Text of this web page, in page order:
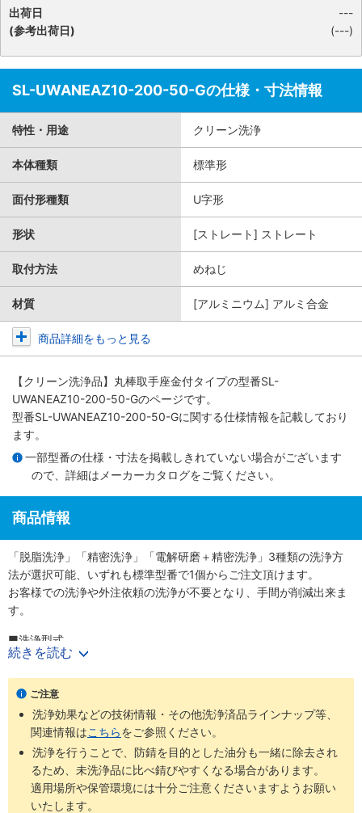
出荷日
(参考出荷日)
---
(---)
SL-UWANEAZ10-200-50-Gの仕様・寸法情報
特性・用途 クリーン洗浄
本体種類 標準形
面付形種類 U字形
形状 [ストレート] ストレート
取付方法 めねじ
材質 [アルミニウム] アルミ合金
商品詳細をもっと見る
【クリーン洗浄品】丸棒取手座金付タイプの型番SL-
UWANEAZ10-200-50-Gのページです。
型番SL-UWANEAZ10-200-50-Gに関する仕様情報を記載しており
ます。
一部型番の仕様・寸法を掲載しきれていない場合がございます
ので、詳細は メーカーカタログをご覧ください。
商品情報
「脱脂洗浄」「精密洗浄」「電解研磨＋精密洗浄」3種類の洗浄方
法が選択可能、いずれも標準型番で1個からご注文頂けます。
お客様での洗浄や外注依頼の洗浄が不要となり、手間が削減出来ま
す。
■洗浄型式
・脱脂洗浄（防錆1重梱包）
・精密洗浄（脱気2重梱包）
：型番SH-□□
・電解研磨＋精密洗浄（脱気2重梱包）
商品
型番
洗浄方法
梱包形
態
未洗浄品と
比べた効果
ご利用環境（目
□□
脱脂洗浄
防錆梱
包
油分除去 一般環境
通常組立工
程
バッテリー
続きを読む
ご注意
洗浄効果などの技術情報・その他洗浄済品ラインナップ等、
関連情報はこちらをご参照ください。
洗浄を行うことで、防錆を目的とした油分も一緒に除去され
るため、未洗浄品に比べ錆びやすくなる場合があります。
適用場所や保管環境には十分ご注意くださいますようお願い
いたします。